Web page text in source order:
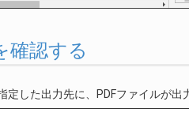
確認する
定した出力先に、PDFファイルが